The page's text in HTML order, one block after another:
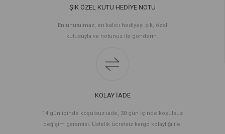
ŞIK ÖZEL KUTU HEDİYE NOTU
En unutulmaz, en kalıcı hediyeyi şık, özel
kutusuyla ve notunuz ile gönderin.
KOLAY İADE
14 gün içinde koşulsuz iade, 30 gün içinde koşulsuz
değişim garantisi. Üstelik ücretsiz kargo kolaylığı ile.